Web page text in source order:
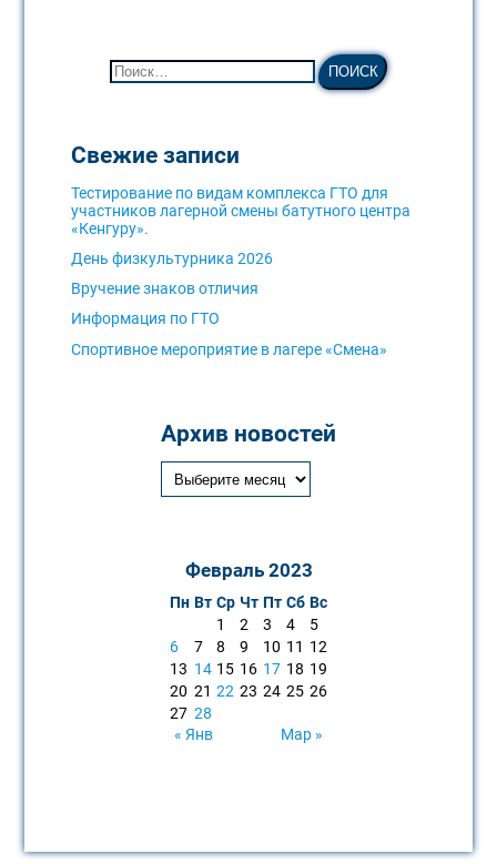
Свежие записи
Тестирование по видам комплекса ГТО для
участников лагерной смены батутного центра
«Кенгуру».
День физкультурника 2026
Вручение знаков отличия
Информация по ГТО
Спортивное мероприятие в лагере «Смена»
Архив новостей
Февраль 2023
Пн Вт Ср Чт Пт Сб Вс
1
2 3 4
5
6
7 8 9 10 11 12
13 14 15 16 17 18 19
20 21 22 23 24 25 26
27 28
« Янв
Мар »